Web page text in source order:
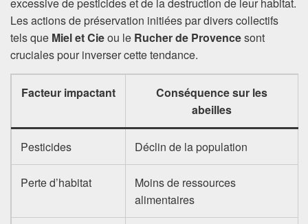
excessive de pesticides et de la destruction de leur habitat.
Les actions de préservation initiées par divers collectifs
tels que Miel et Cieou le Rucher de Provencesont
cruciales pour inverser cette tendance.
Facteur impactant
Conséquence sur les
abeilles
Pesticides Déclin de la population
Perte d’habitat
Moins de ressources
alimentaires